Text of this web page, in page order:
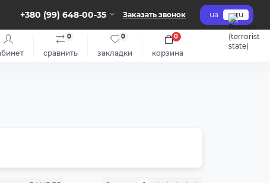
+380 (99) 648-00-35 Заказать звонок ua ru
сравнить
0
закладки
0
корзина
0